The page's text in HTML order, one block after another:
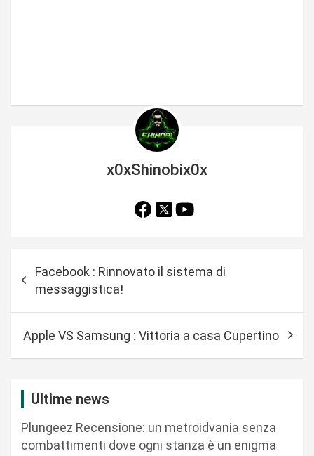
x0xShinobix0x
Facebook : Rinnovato il sistema di
messaggistica!
Apple VS Samsung : Vittoria a casa Cupertino
Ultime news
Plungeez Recensione: un metroidvania senza
combattimenti dove ogni stanza è un enigma